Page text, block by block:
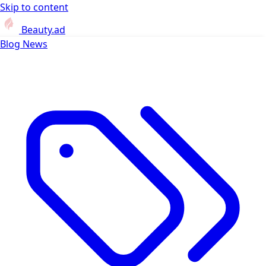
Skip to content
Beauty.ad
Blog News